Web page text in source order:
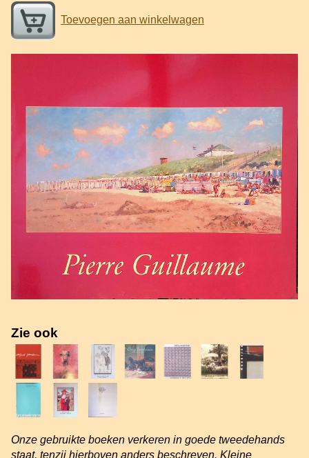
Toevoegen aan winkelwagen
Zie ook
Onze gebruikte boeken verkeren in goede tweedehands
staat, tenzij hierboven anders beschreven. Kleine